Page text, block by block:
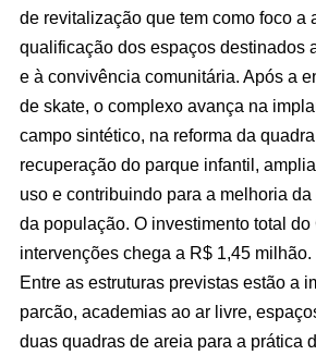
de revitalização que tem como foco a
qualificação dos espaços destinados
e à convivência comunitária. Após a
de skate, o complexo avança na
campo sintético, na reforma da
recuperação do parque infantil,
uso e contribuindo para a melhoria
da população. O investimento total do
intervenções chega a R$ 1,45 milhão.
Entre as estruturas previstas estão a
parcão, academias ao ar livre,
duas quadras de areia para a prática